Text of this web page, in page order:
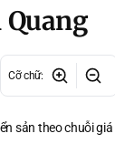
Cỡ chữ:
sản theo chuỗi